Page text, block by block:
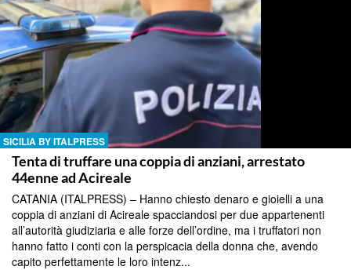
SICILIA BY ITALPRESS
Tenta di truffare una coppia di anziani, arrestato
44enne ad Acireale
CATANIA (ITALPRESS) – Hanno chiesto denaro e gioielli a una
coppia di anziani di Acireale spacciandosi per due appartenenti
all’autorità giudiziaria e alle forze dell’ordine, ma i truffatori non
hanno fatto i conti con la perspicacia della donna che, avendo
capito perfettamente le loro intenz...